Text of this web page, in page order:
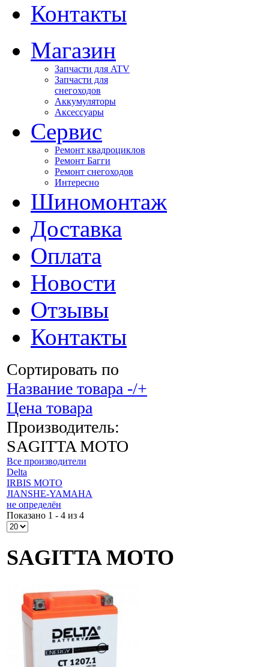
Контакты
Магазин
Запчасти для ATV
Запчасти для
снегоходов
Аккумуляторы
Аксессуары
Сервис
Ремонт квадроциклов
Ремонт Багги
Ремонт снегоходов
Интересно
Шиномонтаж
Доставка
Оплата
Новости
Отзывы
Контакты
Сортировать по
Название товара -/+
Цена товара
Производитель:
SAGITTA MOTO
Все производители
Delta
IRBIS MOTO
JIANSHE-YAMAHA
не определён
Показано 1 - 4 из 4
SAGITTA MOTO